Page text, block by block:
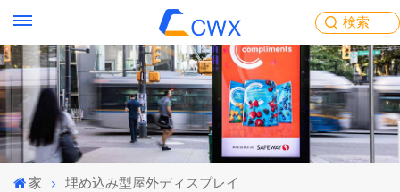
検索
家 埋め込み型屋外ディスプレイ